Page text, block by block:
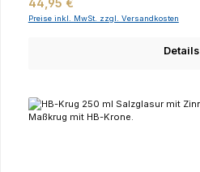
Preise inkl. MwSt. zzgl. Versandkosten
Details